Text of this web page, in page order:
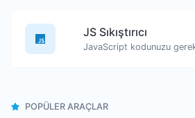
JS Sıkıştırıcı
POPÜLER ARAÇLAR